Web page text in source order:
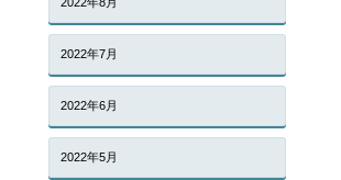
2022年7月
2022年6月
2022年5月